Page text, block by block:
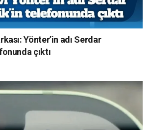
Yönter’in adı Serdar
çıktı